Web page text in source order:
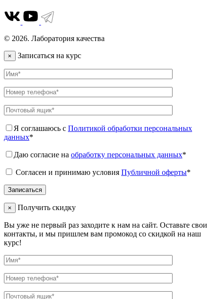
© 2026. Лаборатория качества
× Записаться на курс
Я соглашаюсь с Политикой обработки персональных
данных*
Даю согласие на обработку персональных данных*
Согласен и принимаю условия Публичной оферты*
× Получить скидку
Вы уже не первый раз заходите к нам на сайт. Оставьте свои
контакты, и мы пришлем вам промокод со скидкой на наш
курс!